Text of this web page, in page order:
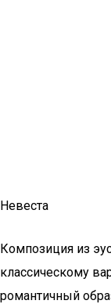
Невеста
Композиция из
классическому
романтичный